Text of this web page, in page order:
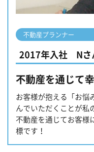
不動産プランナー
2017年入社 Nさ
不動産を通じて
お客様が抱える「お悩
んでいただくことが私
不動産を通じてお客様
標です！